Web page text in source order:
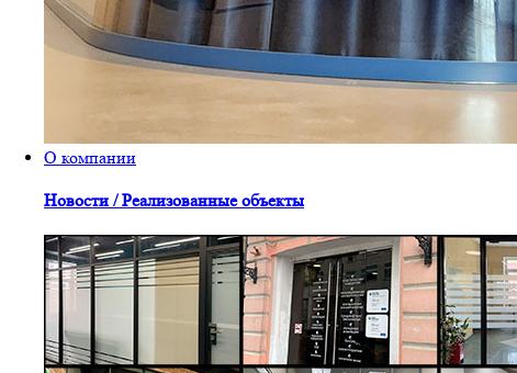
О компании
Новости / Реализованные объекты